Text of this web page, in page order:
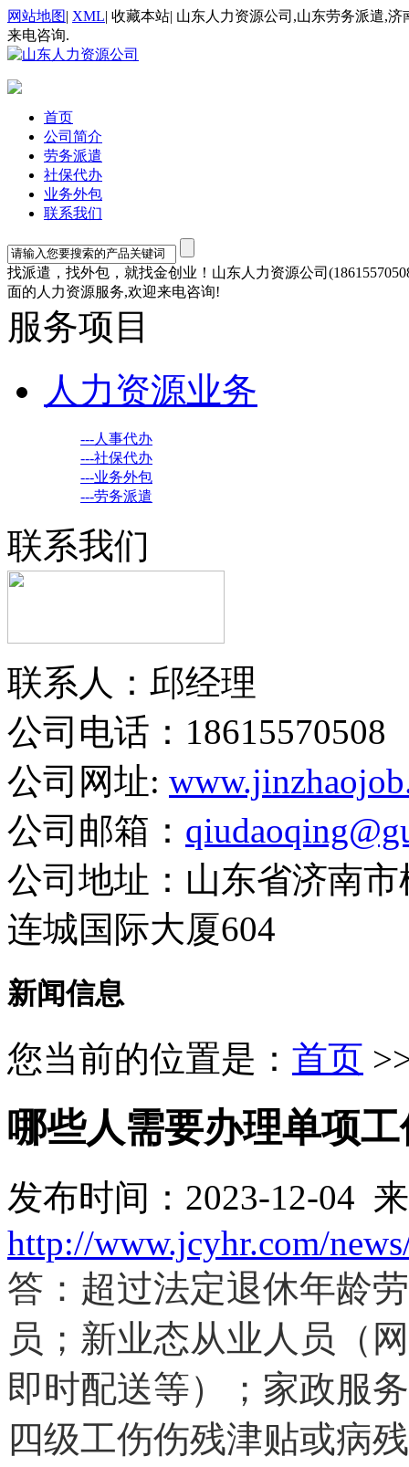
网站地图| XML| 收藏本站| 山东人力资源公司,山东劳务派遣,
来电咨询.
首页
公司简介
劳务派遣
社保代办
业务外包
联系我们
找派遣，找外包，就找金创业！山东人力资源公司
面的人力资源服务,欢迎来电咨询!
服务项目
人力资源业务
---人事代办
---社保代办
---业务外包
---劳务派遣
联系我们
联系人：邱经理
公司电话：18615570508
公司网址:
公司邮箱：
公司地址：山东省济南
连城国际大厦604
新闻信息
您当前的位置是： 首页
哪些人需要办理单项
发布时间：2023-12-04
http://www.jcyhr.com/
答：超过法定退休年龄
员；新业态从业人员（
即时配送等）；家政服
四级工伤伤残津贴或病